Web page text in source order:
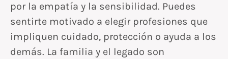
por la empatía y la sensibilidad. Puedes
sentirte motivado a elegir profesiones que
impliquen cuidado, protección o ayuda a los
demás. La familia y el legado son